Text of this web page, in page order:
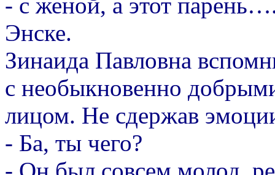
Энске.
Зинаида Павловна
с необыкновенно
лицом. Не сдержав
- Ба, ты чего?